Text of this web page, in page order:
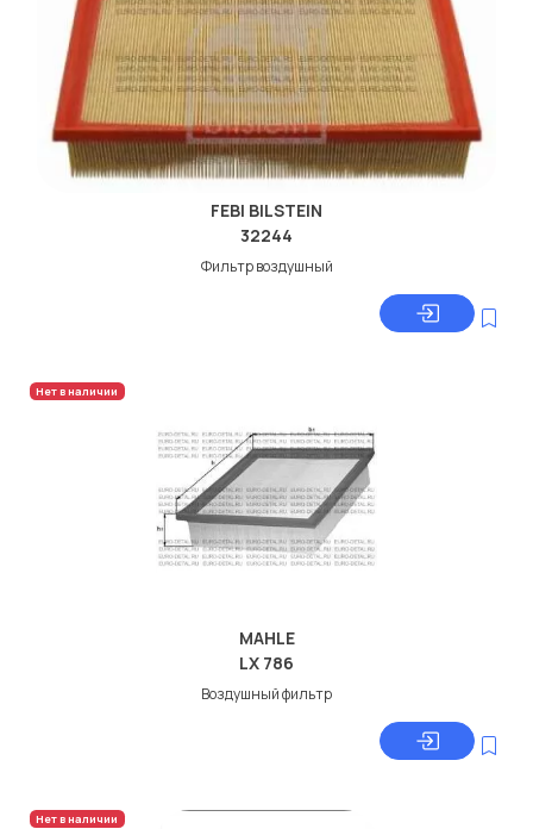
FEBI BILSTEIN
32244
Фильтр воздушный
Нет в наличии
MAHLE
LX 786
Воздушный фильтр
Нет в наличии